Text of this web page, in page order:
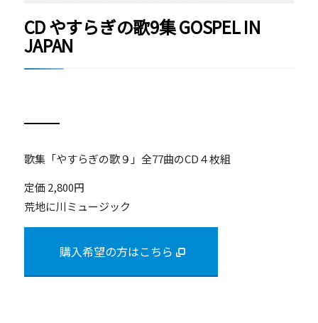
CD やすらぎの歌9集 GOSPEL IN
JAPAN
歌集「やすらぎの歌９」全77曲のCD４枚組
定価 2,800円
荒地に川ミュージック
購入希望の方はこちら